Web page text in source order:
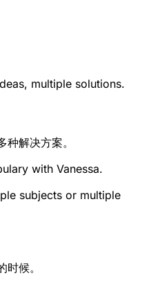
multiple solutions.
解决方案。
with Vanessa.
subjects or multiple
候。